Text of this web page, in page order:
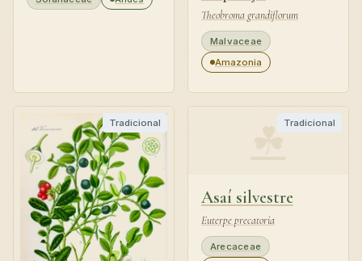
Theobroma grandiflorum
Malvaceae
Amazonia
Tradicional Tradicional
☘
Asaí silvestre
Euterpe precatoria
Arecaceae